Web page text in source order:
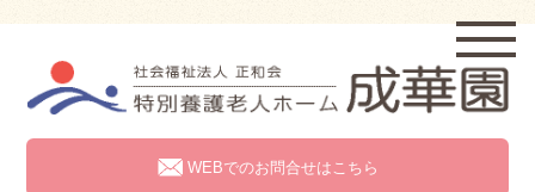
WEBでのお問合せはこちら